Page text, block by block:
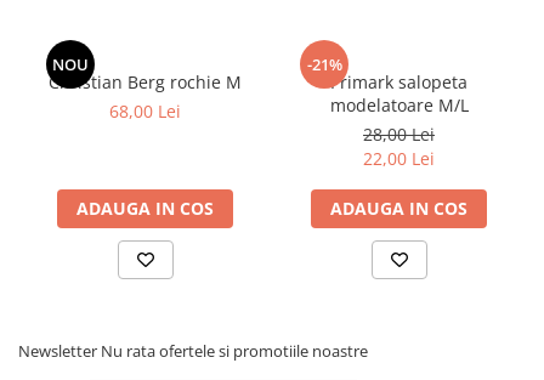
NOU
Christian Berg rochie M
68,00 Lei
ADAUGA IN COS
-21%
Primark salopeta
modelatoare M/L
28,00 Lei
22,00 Lei
ADAUGA IN COS
Newsletter Nu rata ofertele si promotiile noastre